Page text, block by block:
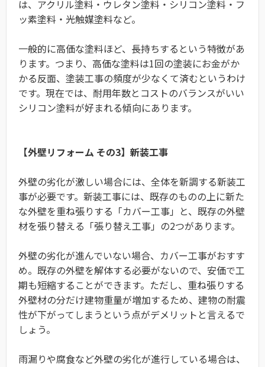
は、アクリル塗料・ウレタン塗料・シリコン塗料・フ
ッ素塗料・光触媒塗料など。
一般的に高価な塗料ほど、長持ちするという特徴があ
ります。つまり、高価な塗料は1回の塗装にお金がか
かる反面、塗装工事の頻度が少なくて済むというわけ
です。現在では、耐用年数とコストのバランスがいい
シリコン塗料が好まれる傾向にあります。
【外壁リフォーム その3】新装工事
外壁の劣化が激しい場合には、全体を新調する新装工
事が必要です。新装工事には、既存のものの上に新た
な外壁を重ね張りする「カバー工事」と、既存の外壁
材を張り替える「張り替え工事」の2つがあります。
外壁の劣化が進んでいない場合、カバー工事がおすす
め。既存の外壁を解体する必要がないので、安価で工
期も短縮することができます。ただし、重ね張りする
外壁材の分だけ建物重量が増加するため、建物の耐震
性が下がってしまうという点がデメリットと言えるで
しょう。
雨漏りや腐食など外壁の劣化が進行している場合は、